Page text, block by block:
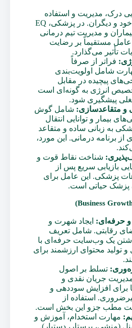
درک، مدیریت و استفاده
مؤثر از احساسات خود و دیگران. در پزشکی، EQ
و مدیریت تیم درمانی
مستقیماً بر رضایت
تأثیر می‌گذارد.
فراتر از صرفاً
شامل اولویت‌بندی
پیچیده در مقابل
انرژی به گونه‌ای است
پیشگیری شود.
و متقاعدسازی: شامل گوش
بیمار و توانایی انتقال
به زبانی ساده و متقاعد
از برنامه درمانی. این مورد،
شناخت نقاط قوت و
بازیابی سریع پس از
پزشکی. این عامل برای
حیاتی است.
حرفه‌ای: ایجاد شهرت و
رقابتی. شامل تعریف
یک وب‌سایت حرفه‌ای با
محتوای ارزشمند برای
تسلط بر اصول
جریان نقدی و
برای افزایش سوددهی و
استفاده از
مطب جزو این بخش است.
مهارت استخدام، آموزش و
(منشی، پرستار، دستیار).